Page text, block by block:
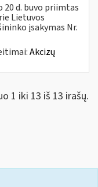
20 d. buvo priimtas
Lietuvos
įsakymas Nr.
Akcizų
1 iki 13 iš 13 irašų.